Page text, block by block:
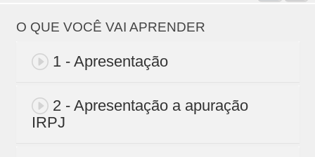
O QUE VOCÊ VAI APRENDER
1 - Apresentação
2 - Apresentação a apuração
IRPJ